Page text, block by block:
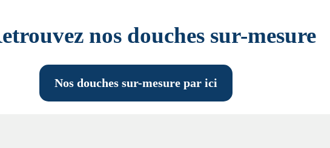
nos douches sur-mesure
Nos douches sur-mesure par ici